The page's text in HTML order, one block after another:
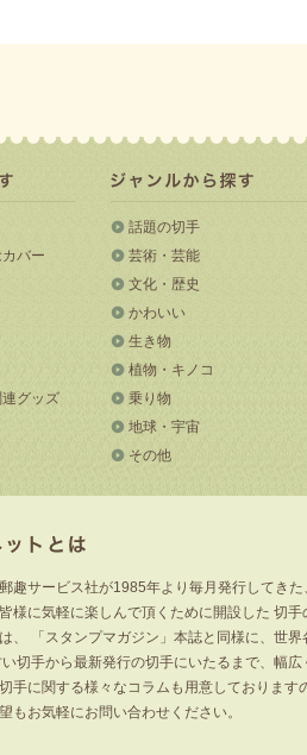
バー
グッズ
話題の切手
芸術・芸能
文化・歴史
かわいい
生き物
植物・キノコ
乗り物
地球・宇宙
その他
趣サービス社が1985年より毎月発行してき
様に気軽に楽しんで頂くために開設した 切
、 「スタンプマガジン」本誌と同様に、世
切手から最新発行の切手にいたるまで、幅
手に関する様々なコラムも用意しておりま
もお気軽にお問い合わせください。